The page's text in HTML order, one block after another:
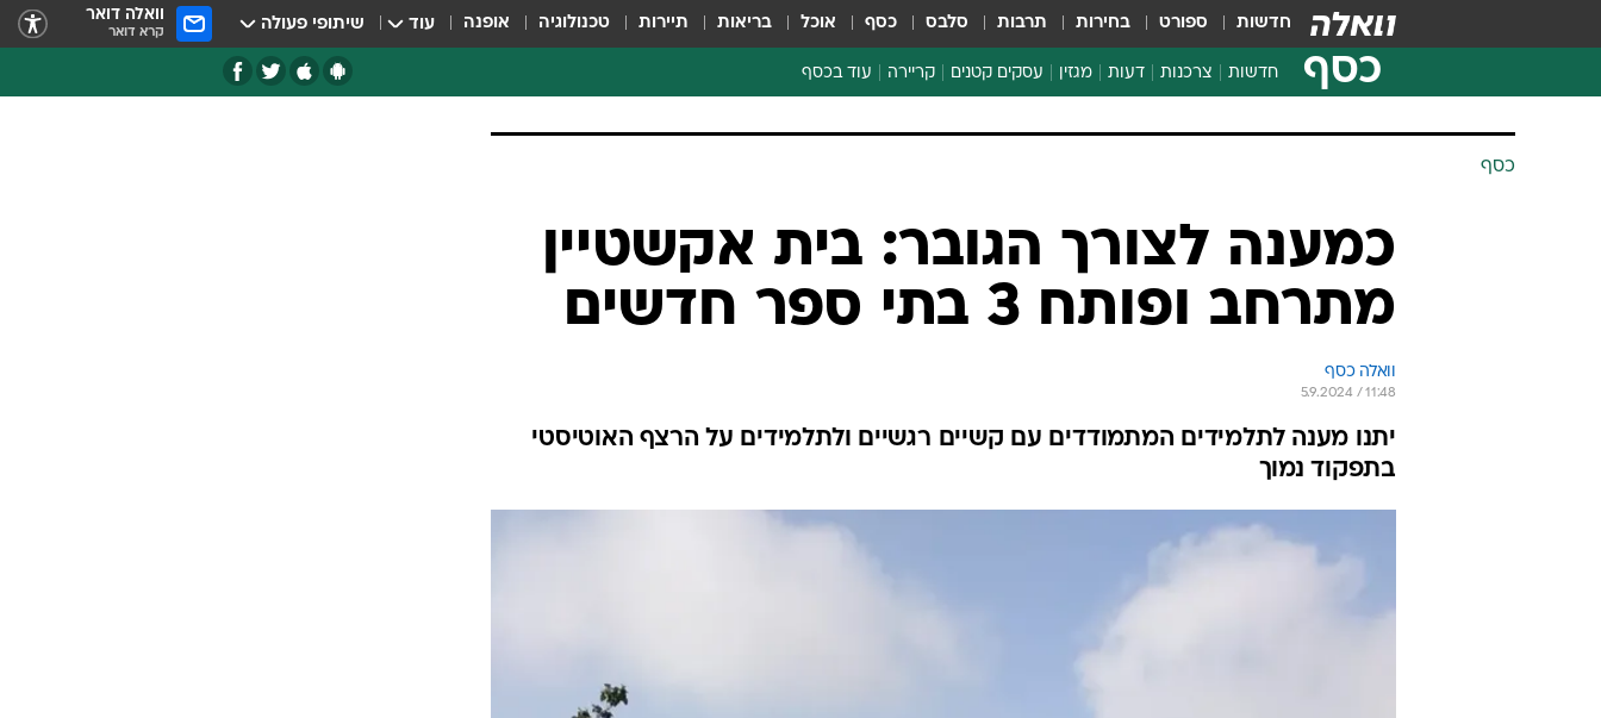
חדשות ספורט בחירות תרבות סלבס כסף אוכל בריאות תיירות טכנולוגיה אופנה עוד שיתופי פעולה וואלה דואר
קרא דואר
כסף חדשות צרכנות
השוואת מחירים
צרכנות פיננסית
דעות מגזין עסקים קטנים קריירה עוד בכסף
ספורט ביזנס
כסף
כמענה לצורך הגובר: בית אקשטיין
מתרחב ופותח 3 בתי ספר חדשים
וואלה כסף
5.9.2024 / 11:48
יתנו מענה לתלמידים המתמודדים עם קשיים רגשיים ולתלמידים על הרצף האוטיסטי
בתפקוד נמוך